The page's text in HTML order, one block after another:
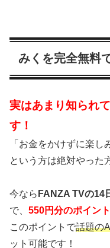
みくを完全無料
実はあまり知られ
す！
「お金をかけずに楽し
という方は絶対やった
今なら FANZA TVの14
で、 550円分のポイント
このポイントで話題の
ット可能です！